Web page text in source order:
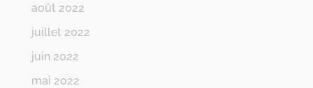
août 2022
juillet 2022
juin 2022
mai 2022